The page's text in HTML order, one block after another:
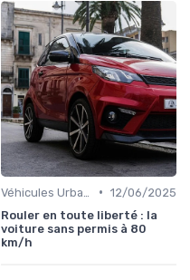
• 12/06/2025
Rouler en toute liberté : la
voiture sans permis à 80
km/h